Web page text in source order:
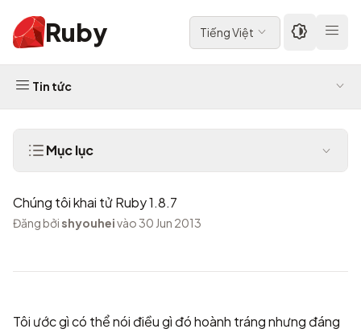
Ruby Tiếng Việt
Tin tức
Mục lục
Chúng tôi khai tử Ruby 1.8.7
Đăng bởi shyouheivào 30 Jun 2013
Tôi ước gì có thể nói điều gì đó hoành tráng nhưng đáng